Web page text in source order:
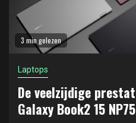
3 min gelezen
Laptops
De veelzijdige
Galaxy Book2 15